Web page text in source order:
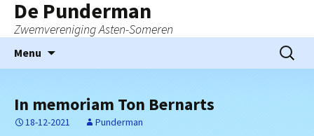
De Punderman
Zwemvereniging Asten-Someren
Menu
inhoud
Zoeken
naar:
In memoriam Ton Bernarts
18-12-2021 Punderman